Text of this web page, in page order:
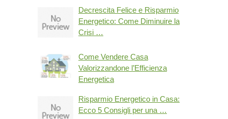
Decrescita Felice e Risparmio
Energetico: Come Diminuire la
Crisi …
Come Vendere Casa
Valorizzandone l’Efficienza
Energetica
Risparmio Energetico in Casa:
Ecco 5 Consigli per una …